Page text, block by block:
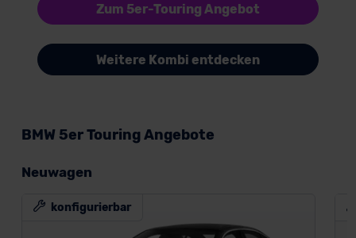
Zum 5er-Touring Angebot
Weitere Kombi entdecken
BMW 5er Touring Angebote
Neuwagen
konfigurierbar